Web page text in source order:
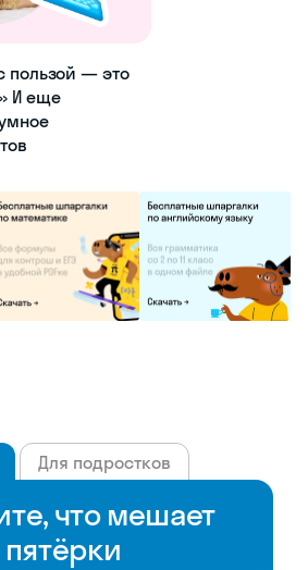
пользой — это
И еще
Для подростков
что мешает